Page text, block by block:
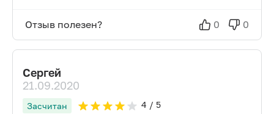
Отзыв полезен? 0 0
Сергей
21.09.2020
Засчитан 4 / 5